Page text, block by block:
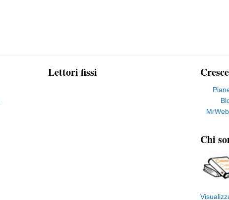
Lettori fissi
Chi